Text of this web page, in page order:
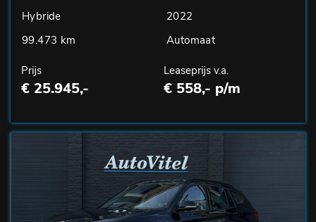
Hybride
2022
99.473 km
Automaat
Prijs
€ 25.945,-
Leaseprijs v.a.
€ 558,- p/m